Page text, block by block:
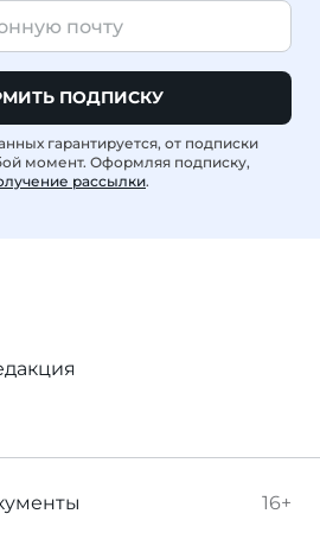
ПОДПИСКУ
гарантируется, от подписки
момент. Оформляя подписку,
рассылки.
16+